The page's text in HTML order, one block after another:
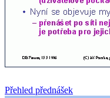
Přehled přednášek